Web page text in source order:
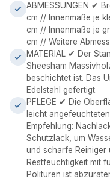
ABMESSUNGEN ✔
cm // Innenmaße je
cm // Innenmaße je
cm // Weitere
MATERIAL ✔ Der
Sheesham
beschichtet ist. Das
Edelstahl gefertigt.
PFLEGE ✔ Die
leicht
Empfehlung:
Schutzlack, um
und scharfe Reiniger
Restfeuchtigkeit mit
Polituren ist